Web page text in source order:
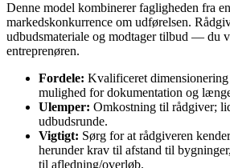
Denne model kombinerer fagligheden fra
markedskonkurrence om udførelsen.
udbudsmateriale og modtager tilbud — du
entreprenøren.
Fordele: Kvalificeret
mulighed for dokumentation og
Ulemper: Omkostning til rådgiver;
udbudsrunde.
Vigtigt: Sørg for at rådgiveren
herunder krav til afstand til
til afledning/overløb.